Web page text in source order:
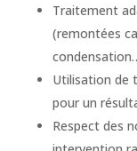
Traitement
(remontées
Utilisation de
pour un
Respect des